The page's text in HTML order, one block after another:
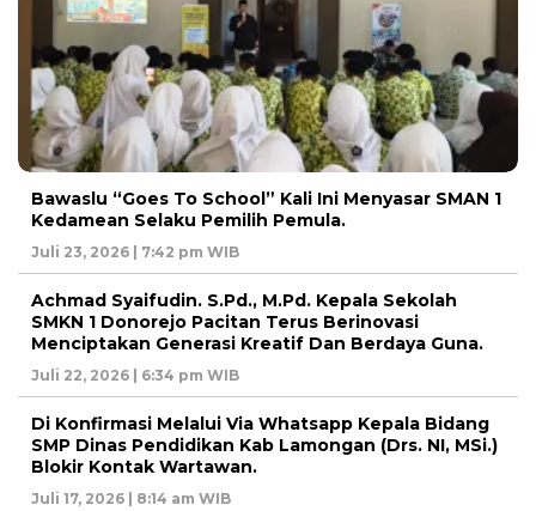
Bawaslu “Goes To School” Kali Ini Menyasar SMAN 1
Kedamean Selaku Pemilih Pemula.
Juli 23, 2026 | 7:42 pm WIB
Achmad Syaifudin. S.Pd., M.Pd. Kepala Sekolah
SMKN 1 Donorejo Pacitan Terus Berinovasi
Menciptakan Generasi Kreatif Dan Berdaya Guna.
Juli 22, 2026 | 6:34 pm WIB
Di Konfirmasi Melalui Via Whatsapp Kepala Bidang
SMP Dinas Pendidikan Kab Lamongan (Drs. NI, MSi.)
Blokir Kontak Wartawan.
Juli 17, 2026 | 8:14 am WIB